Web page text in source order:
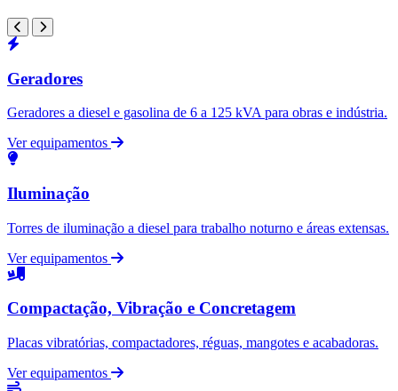
Geradores
Geradores a diesel e gasolina de 6 a 125 kVA para obras e indústria.
Ver equipamentos
Iluminação
Torres de iluminação a diesel para trabalho noturno e áreas extensas.
Ver equipamentos
Compactação, Vibração e Concretagem
Placas vibratórias, compactadores, réguas, mangotes e acabadoras.
Ver equipamentos